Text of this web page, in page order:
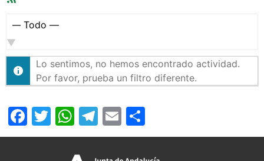
Mostrar:
Lo sentimos, no hemos encontrado actividad.
Por favor, prueba un filtro diferente.
Facebook
Twitter
WhatsApp
Telegram
Email